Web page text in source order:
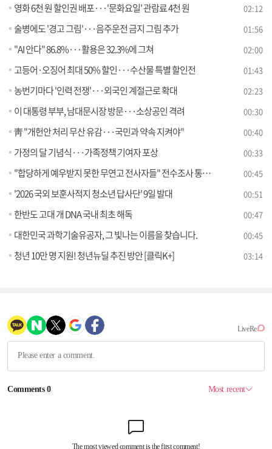
영화 6천 원 할인권 배포···'문화요일' 관람료 4천 원 02:12
술병에도 '경고 그림'···음주운전 금지 그림 추가 01:56
"AI 안다" 86.8%···활용은 32.3%에 그쳐 02:00
고등어·오징어 최대 50% 할인···수산물 특별 할인전 01:43
농번기마다 '인력 전쟁'···외국인 계절근로 확대 02:23
이 대통령 부부, 남대문시장 방문···소상공인 격려 00:30
靑 "개헌안 처리 무산 유감···국민과 약속 지켜야" 00:40
가정의 달 기념식···가족정책 기여자 포상 00:33
"합당하게 예우받지 못한 무연고 전사자들" 전수조사 통해 '국가유공자' 지정한다 00:45
'2026 국외 보훈사적지 청소년 답사단' 9일 발대 00:51
한반도 고대 개 DNA 국내 최초 해독 00:47
대한민국 과학기술유공자, 그 빛나는 이름을 찾습니다. 00:45
청년 10만 명 지원! 청년뉴딜 추진 방안 [클릭K+] 03:14